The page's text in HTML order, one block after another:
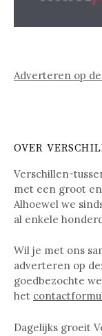
Adverteren op
OVER
Verschillen-
met een groot
Alhoewel we
al enkele
Wil je met ons
adverteren op
goedbezochte
het
Dagelijks groeit